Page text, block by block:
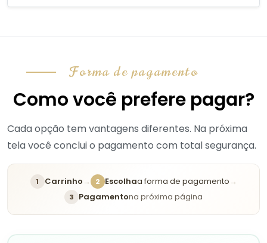
Forma de pagamento
Como você prefere pagar?
Cada opção tem vantagens diferentes. Na próxima
tela você conclui o pagamento com total segurança.
1 Carrinho → 2 Escolhaa forma de pagamento →
3 Pagamentona próxima página